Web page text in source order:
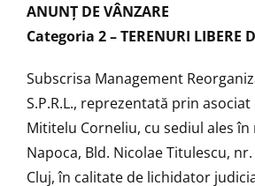
ANUNŢ DE VÂNZARE
Categoria 2 – TERENURI LIBERE
Subscrisa Management
S.P.R.L., reprezentată prin
Mititelu Corneliu, cu sediul ales în
Napoca, Bld. Nicolae Titulescu,
Cluj, în calitate de lichidator